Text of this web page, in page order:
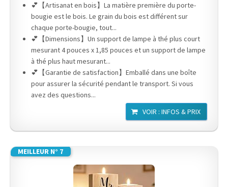
💕【Artisanat en bois】La matière première du porte-
bougie est le bois. Le grain du bois est différent sur
chaque porte-bougie, tout...
💕【Dimensions】Un support de lampe à thé plus court
mesurant 4 pouces x 1,85 pouces et un support de lampe
à thé plus haut mesurant...
💕【Garantie de satisfaction】Emballé dans une boîte
pour assurer la sécurité pendant le transport. Si vous
avez des questions...
VOIR : INFOS & PRIX
MEILLEUR N° 7